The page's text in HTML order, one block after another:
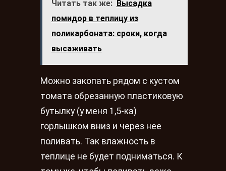
Читать так же: Высадка
помидор в теплицу из
поликарбоната: сроки, когда
высаживать
Можно закопать рядом с кустом
томата обрезанную пластиковую
бутылку (у меня 1,5-ка)
горлышком вниз и через нее
поливать. Так влажность в
теплице не будет подниматься. К